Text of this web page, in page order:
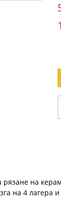
на
на 4 лагера